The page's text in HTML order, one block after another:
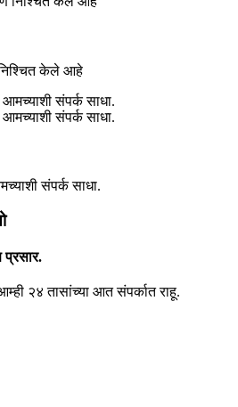
केले आहे
संपर्क साधा.
प्रसार.
२४ तासांच्या आत संपर्कात राहू.